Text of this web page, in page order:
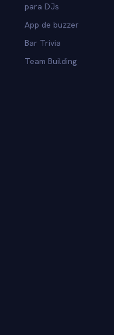
para DJs
App de buzzer
Bar Trivia
Team Building